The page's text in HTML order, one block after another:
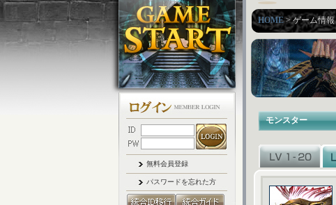
無料会員登録
パスワードを忘れた方
HOME> ゲーム情
モンスター